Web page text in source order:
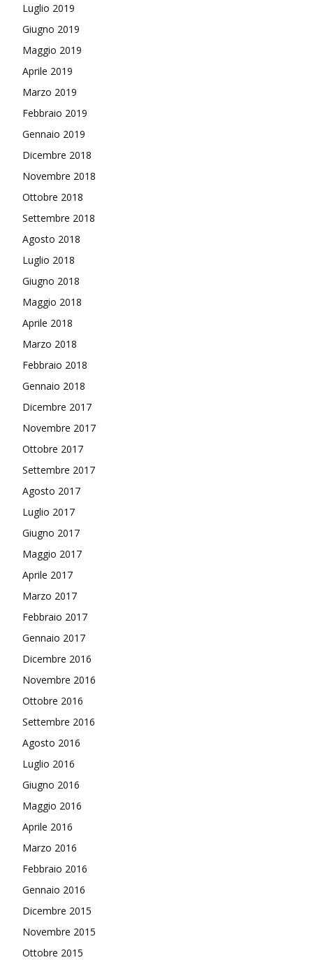
Luglio 2019
Giugno 2019
Maggio 2019
Aprile 2019
Marzo 2019
Febbraio 2019
Gennaio 2019
Dicembre 2018
Novembre 2018
Ottobre 2018
Settembre 2018
Agosto 2018
Luglio 2018
Giugno 2018
Maggio 2018
Aprile 2018
Marzo 2018
Febbraio 2018
Gennaio 2018
Dicembre 2017
Novembre 2017
Ottobre 2017
Settembre 2017
Agosto 2017
Luglio 2017
Giugno 2017
Maggio 2017
Aprile 2017
Marzo 2017
Febbraio 2017
Gennaio 2017
Dicembre 2016
Novembre 2016
Ottobre 2016
Settembre 2016
Agosto 2016
Luglio 2016
Giugno 2016
Maggio 2016
Aprile 2016
Marzo 2016
Febbraio 2016
Gennaio 2016
Dicembre 2015
Novembre 2015
Ottobre 2015